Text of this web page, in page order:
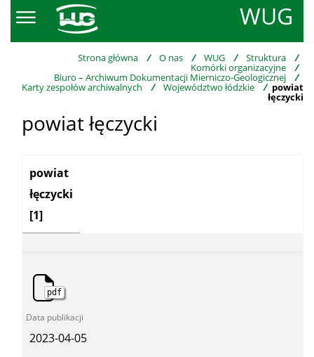
WUG
Strona główna / O nas / WUG / Struktura /
Komórki organizacyjne /
Biuro – Archiwum Dokumentacji Mierniczo-Geologicznej /
Karty zespołów archiwalnych / Województwo łódzkie / powiat
łęczycki
powiat łęczycki
Kategoria:
powiat
łęczycki
[1]
pdf
2023-04-05